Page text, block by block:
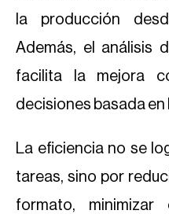
la producción
Además, el análisis
facilita la mejora
decisiones basada en
La eficiencia no se
tareas, sino por
formato,